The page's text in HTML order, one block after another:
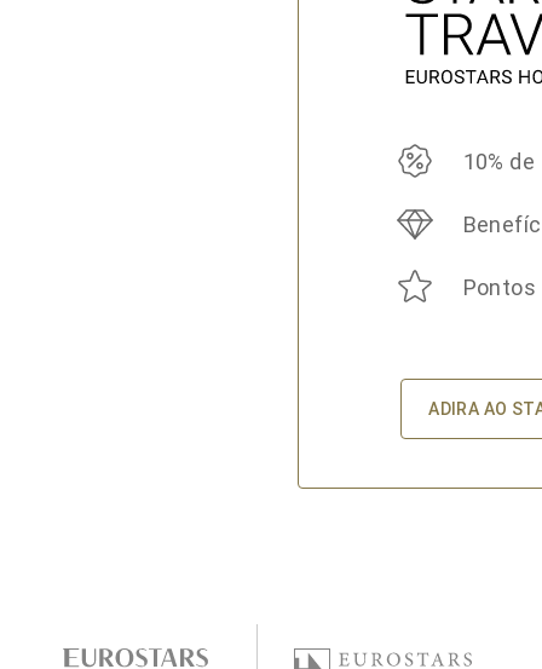
10%
ADIRA AO